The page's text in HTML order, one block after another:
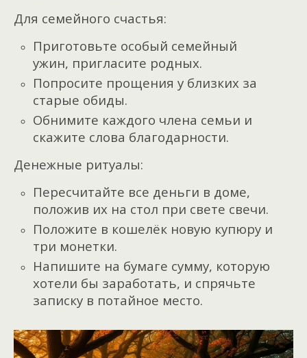
Для семейного счастья:
Приготовьте особый семейный
ужин, пригласите родных.
Попросите прощения у близких за
старые обиды.
Обнимите каждого члена семьи и
скажите слова благодарности.
Денежные ритуалы:
Пересчитайте все деньги в доме,
положив их на стол при свете свечи.
Положите в кошелёк новую купюру и
три монетки.
Напишите на бумаге сумму, которую
хотели бы заработать, и спрячьте
записку в потайное место.